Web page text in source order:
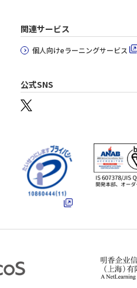
関連サービス
個人向けeラーニングサービス
公式SNS